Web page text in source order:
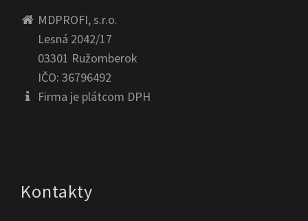
MDPROFI, s.r.o.
Lesná 2042/17
03301 Ružomberok
IČO: 36796492
Firma je plátcom DPH
Kontakty